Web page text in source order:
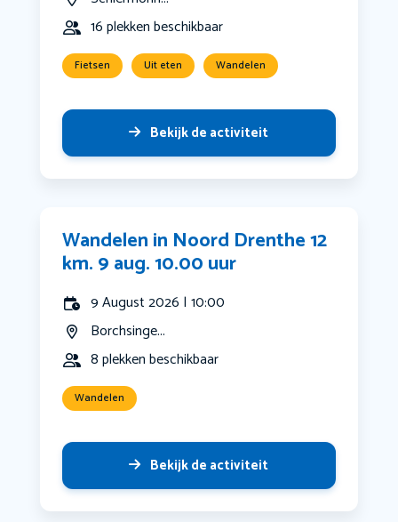
16 plekken beschikbaar
Fietsen Uit eten Wandelen
Bekijk de activiteit
Wandelen in Noord Drenthe 12
km. 9 aug. 10.00 uur
9 August 2026 | 10:00
Borchsinge...
8 plekken beschikbaar
Wandelen
Bekijk de activiteit